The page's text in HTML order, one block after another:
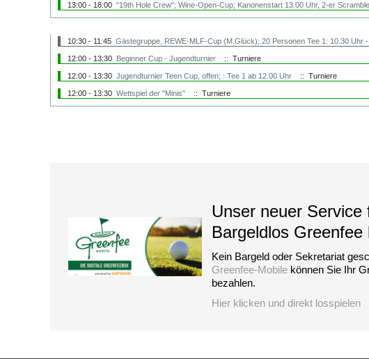
13:00 - 18:00 "19th Hole Crew"; Wine-Open-Cup; Kanonenstart 13.00 Uhr, 2-er Scramble
10:30 - 11:45 Gästegruppe, REWE-MLF-Cup (M.Glück); 20 Personen Tee 1: 10.30 Uhr
12:00 - 13:30 Beginner Cup - Jugendturnier :: Turniere
12:00 - 13:30 Jugendturnier Teen Cup, offen; : Tee 1 ab 12.00 Uhr :: Turniere
12:00 - 13:30 Wettspiel der "Minis" :: Turniere
Unser neuer Service
Bargeldlos Greenfee
Kein Bargeld oder Sekretariat
Greenfee-Mobile können Sie Ihr
bezahlen.
Hier klicken und direkt losspielen